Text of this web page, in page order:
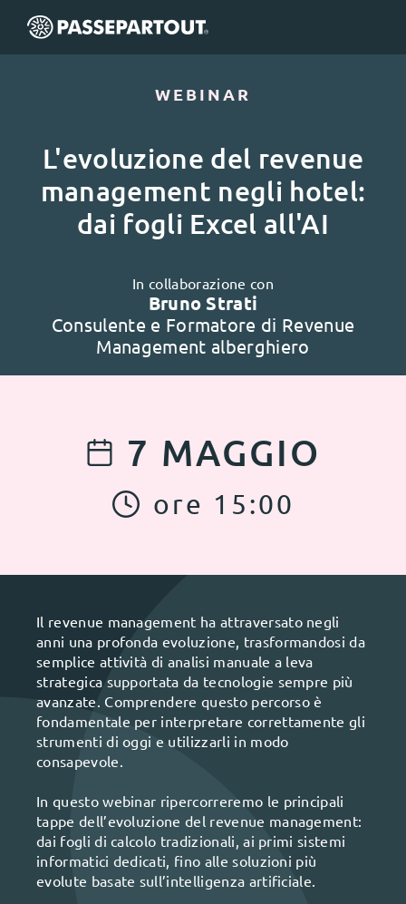
WEBINAR
L'evoluzione del revenue
management negli hotel:
dai fogli Excel all'AI
In collaborazione con
Bruno Strati
Consulente e Formatore di Revenue
Management alberghiero
7 MAGGIO
ore 15:00
Il revenue management ha attraversato negli
anni una profonda evoluzione, trasformandosi da
semplice attività di analisi manuale a leva
strategica supportata da tecnologie sempre più
avanzate. Comprendere questo percorso è
fondamentale per interpretare correttamente gli
strumenti di oggi e utilizzarli in modo
consapevole.
In questo webinar ripercorreremo le principali
tappe dell’evoluzione del revenue management:
dai fogli di calcolo tradizionali, ai primi sistemi
informatici dedicati, fino alle soluzioni più
evolute basate sull’intelligenza artificiale.